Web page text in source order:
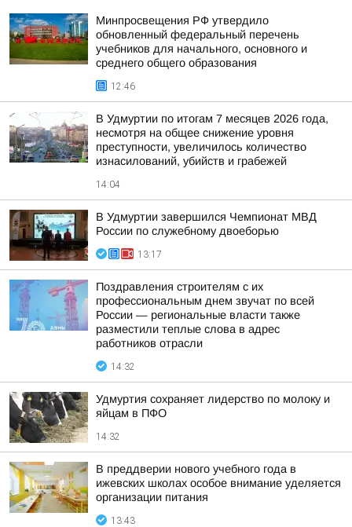
Минпросвещения РФ утвердило
обновленный федеральный перечень
учебников для начального, основного и
среднего общего образования
12:46
В Удмуртии по итогам 7 месяцев 2026 года,
несмотря на общее снижение уровня
преступности, увеличилось количество
изнасилований, убийств и грабежей
14:04
В Удмуртии завершился Чемпионат МВД
России по служебному двоеборью
13:17
Поздравления строителям с их
профессиональным днем звучат по всей
России — региональные власти также
разместили теплые слова в адрес
работников отрасли
14:32
Удмуртия сохраняет лидерство по молоку и
яйцам в ПФО
14:32
В преддверии нового учебного года в
ижевских школах особое внимание уделяется
организации питания
13:43